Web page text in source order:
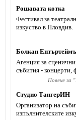
Рошавата котка
Фестивал за
изкуство в Пловдив.
Болкан
Агенция за
събития - концерти,
Повече за "
Студио ТангерИН
Организатор на
изпълнителските